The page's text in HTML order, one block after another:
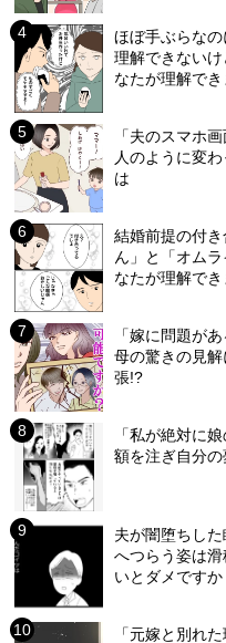
ほぼ手ぶらな
理解できない
なたが理解でき
「夫のスマホ
人のように変
は
結婚前提の付
ん」と「オム
なたが理解でき
「嫁に問題が
母の驚きの見
張!?
「私が絶対に
額を注ぎ自分
夫が闇堕ちし
へつらう姿は
いとダメですか
「元嫁と別れ